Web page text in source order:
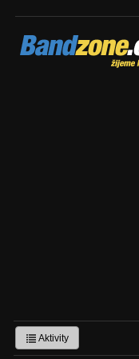
Bandzone.cz
žijeme hudbou
Aktivity